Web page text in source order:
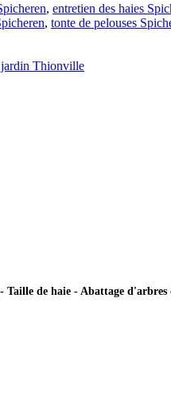
, entretien des haies
, tonte de pelouses
Thionville
de haie - Abattage d'arbres